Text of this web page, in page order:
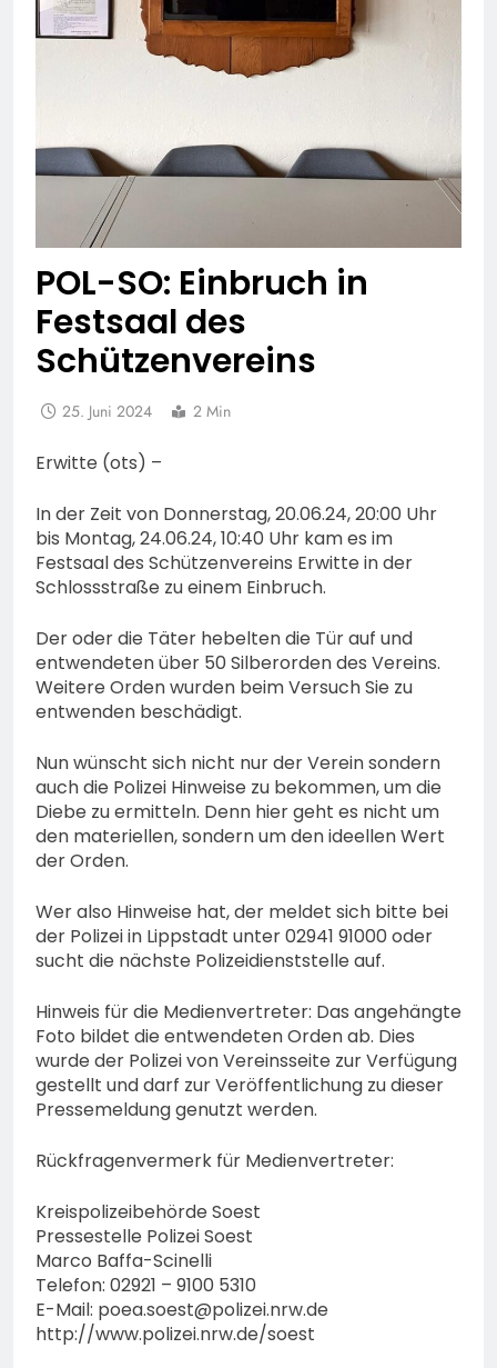
POL-SO: Einbruch in
Festsaal des
Schützenvereins
25. Juni 2024 2 Min
Erwitte (ots) –
In der Zeit von Donnerstag, 20.06.24, 20:00 Uhr
bis Montag, 24.06.24, 10:40 Uhr kam es im
Festsaal des Schützenvereins Erwitte in der
Schlossstraße zu einem Einbruch.
Der oder die Täter hebelten die Tür auf und
entwendeten über 50 Silberorden des Vereins.
Weitere Orden wurden beim Versuch Sie zu
entwenden beschädigt.
Nun wünscht sich nicht nur der Verein sondern
auch die Polizei Hinweise zu bekommen, um die
Diebe zu ermitteln. Denn hier geht es nicht um
den materiellen, sondern um den ideellen Wert
der Orden.
Wer also Hinweise hat, der meldet sich bitte bei
der Polizei in Lippstadt unter 02941 91000 oder
sucht die nächste Polizeidienststelle auf.
Hinweis für die Medienvertreter: Das angehängte
Foto bildet die entwendeten Orden ab. Dies
wurde der Polizei von Vereinsseite zur Verfügung
gestellt und darf zur Veröffentlichung zu dieser
Pressemeldung genutzt werden.
Rückfragenvermerk für Medienvertreter:
Kreispolizeibehörde Soest
Pressestelle Polizei Soest
Marco Baffa-Scinelli
Telefon: 02921 – 9100 5310
E-Mail: poea.soest@polizei.nrw.de
http://www.polizei.nrw.de/soest